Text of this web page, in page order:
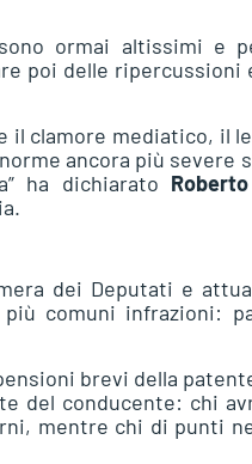
ormai altissimi e
poi delle
il clamore mediatico, il
ancora più severe
ha dichiarato
dei Deputati e
comuni infrazioni:
brevi della
del conducente: chi
mentre chi di punti